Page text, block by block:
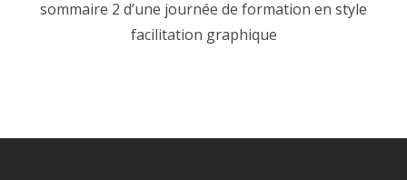
sommaire 2 d’une journée de formation en style
facilitation graphique